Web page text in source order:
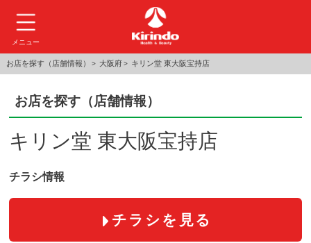
メニュー
お店を探す（店舗情報） 大阪府 キリン堂 東大阪宝持店
お店を探す（店舗情報）
キリン堂 東大阪宝持店
チラシ情報
チラシを見る